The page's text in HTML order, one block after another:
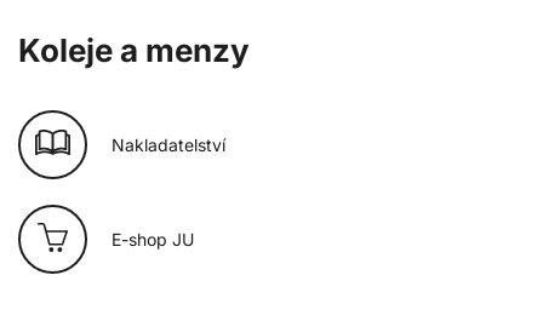
Koleje a menzy
Nakladatelství
E-shop JU